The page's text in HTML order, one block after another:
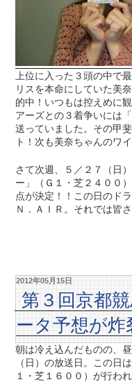
上位に入った３頭の中で
リスを本命にしていた美
的中！いつもは控えめに
アーズとの３着争いには
送っていました。その甲
ト！次も美奈ちゃんのワ
さて次週、５／２７（日
ー」（Ｇ１・芝２４００
点が決定！！この日のド
Ｎ．ＡＩＲ。それでは皆
2012年05月15日
第３回京都
ータ予想が炸
朝は冷え込んだものの、
（日）の放送日。この日
１・芝１６００）が行わ